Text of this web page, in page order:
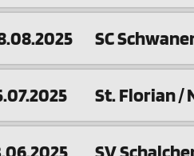
SC
St. Florian /
SV